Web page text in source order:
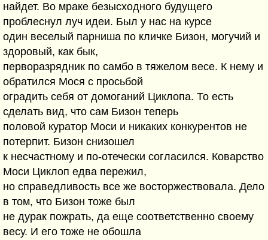
найдет. Во мраке безысходного будущего
проблеснул луч идеи. Был у нас на курсе
один веселый парниша по кличке Бизон, могучий и
здоровый, как бык,
перворазрядник по самбо в тяжелом весе. К нему и
обратился Мося с просьбой
оградить себя от домоганий Циклопа. То есть
сделать вид, что сам Бизон теперь
половой куратор Моси и никаких конкурентов не
потерпит. Бизон снизошел
к несчастному и по-отечески согласился. Коварство
Моси Циклоп едва пережил,
но справедливость все же восторжествовала. Дело
в том, что Бизон тоже был
не дурак пожрать, да еще соответственно своему
весу. И его тоже не обошла